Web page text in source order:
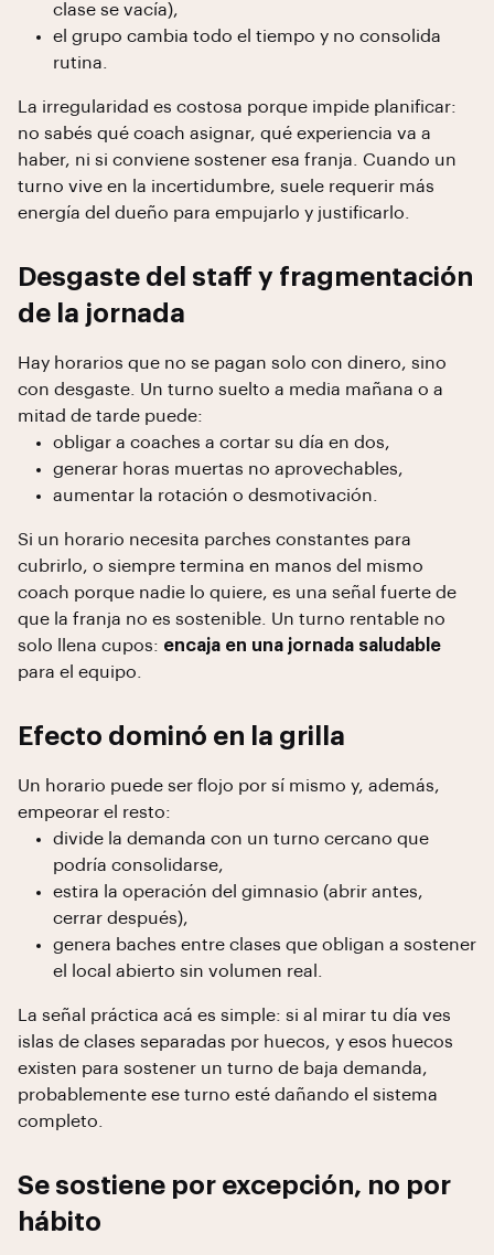
clase se vacía),
el grupo cambia todo el tiempo y no consolida
rutina.
La irregularidad es costosa porque impide planificar:
no sabés qué coach asignar, qué experiencia va a
haber, ni si conviene sostener esa franja. Cuando un
turno vive en la incertidumbre, suele requerir más
energía del dueño para empujarlo y justificarlo.
Desgaste del staff y fragmentación
de la jornada
Hay horarios que no se pagan solo con dinero, sino
con desgaste. Un turno suelto a media mañana o a
mitad de tarde puede:
obligar a coaches a cortar su día en dos,
generar horas muertas no aprovechables,
aumentar la rotación o desmotivación.
Si un horario necesita parches constantes para
cubrirlo, o siempre termina en manos del mismo
coach porque nadie lo quiere, es una señal fuerte de
que la franja no es sostenible. Un turno rentable no
solo llena cupos: encaja en una jornada saludable
para el equipo.
Efecto dominó en la grilla
Un horario puede ser flojo por sí mismo y, además,
empeorar el resto:
divide la demanda con un turno cercano que
podría consolidarse,
estira la operación del gimnasio (abrir antes,
cerrar después),
genera baches entre clases que obligan a sostener
el local abierto sin volumen real.
La señal práctica acá es simple: si al mirar tu día ves
islas de clases separadas por huecos, y esos huecos
existen para sostener un turno de baja demanda,
probablemente ese turno esté dañando el sistema
completo.
Se sostiene por excepción, no por
hábito